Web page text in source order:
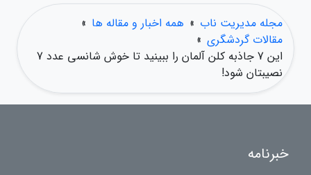
مجله مدیریت ناب » همه اخبار و مقاله ها »
مقالات گردشگری »
این 7 جاذبه کلن آلمان را ببینید تا خوش شانسی عدد 7
نصیبتان شود!
خبرنامه